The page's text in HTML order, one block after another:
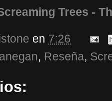
Trees -
en 7:26
, Reseña,